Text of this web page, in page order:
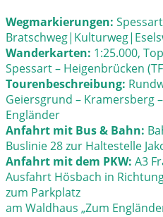
Wegmarkierungen:
Wanderkarten: 1:25.000,
Spessart – Heigenbrücken
Tourenbeschreibung:
Geiersgrund – Kramersberg
Engländer
Anfahrt mit Bus & Bahn:
Buslinie 28 zur Haltestelle
Anfahrt mit dem PKW: A3
Ausfahrt Hösbach in
zum Parkplatz
am Waldhaus „Zum